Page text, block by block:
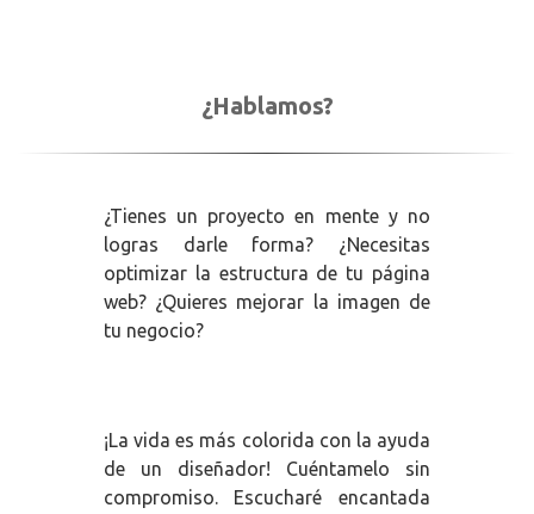
¿Hablamos?
¿Tienes un proyecto en mente y no
logras darle forma? ¿Necesitas
optimizar la estructura de tu página
web? ¿Quieres mejorar la imagen de
tu negocio?
¡La vida es más colorida con la ayuda
de un diseñador! Cuéntamelo sin
compromiso. Escucharé encantada